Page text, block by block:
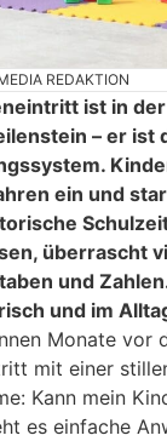
REDAKTION
ist in
– er ist
ein und
überrascht
und
und im
Monate vor
mit einer
Kann mein
es einfache